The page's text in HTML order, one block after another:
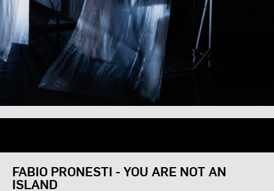
FABIO PRONESTI - YOU ARE NOT AN
ISLAND